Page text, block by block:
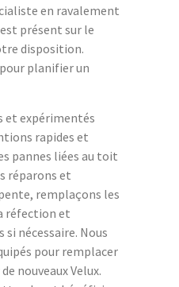
en ravalement
présent sur le
disposition.
planifier un
et expérimentés
rapides et
pannes liées au toit
réparons et
remplaçons les
réfection et
nécessaire. Nous
pour remplacer
nouveaux Velux.